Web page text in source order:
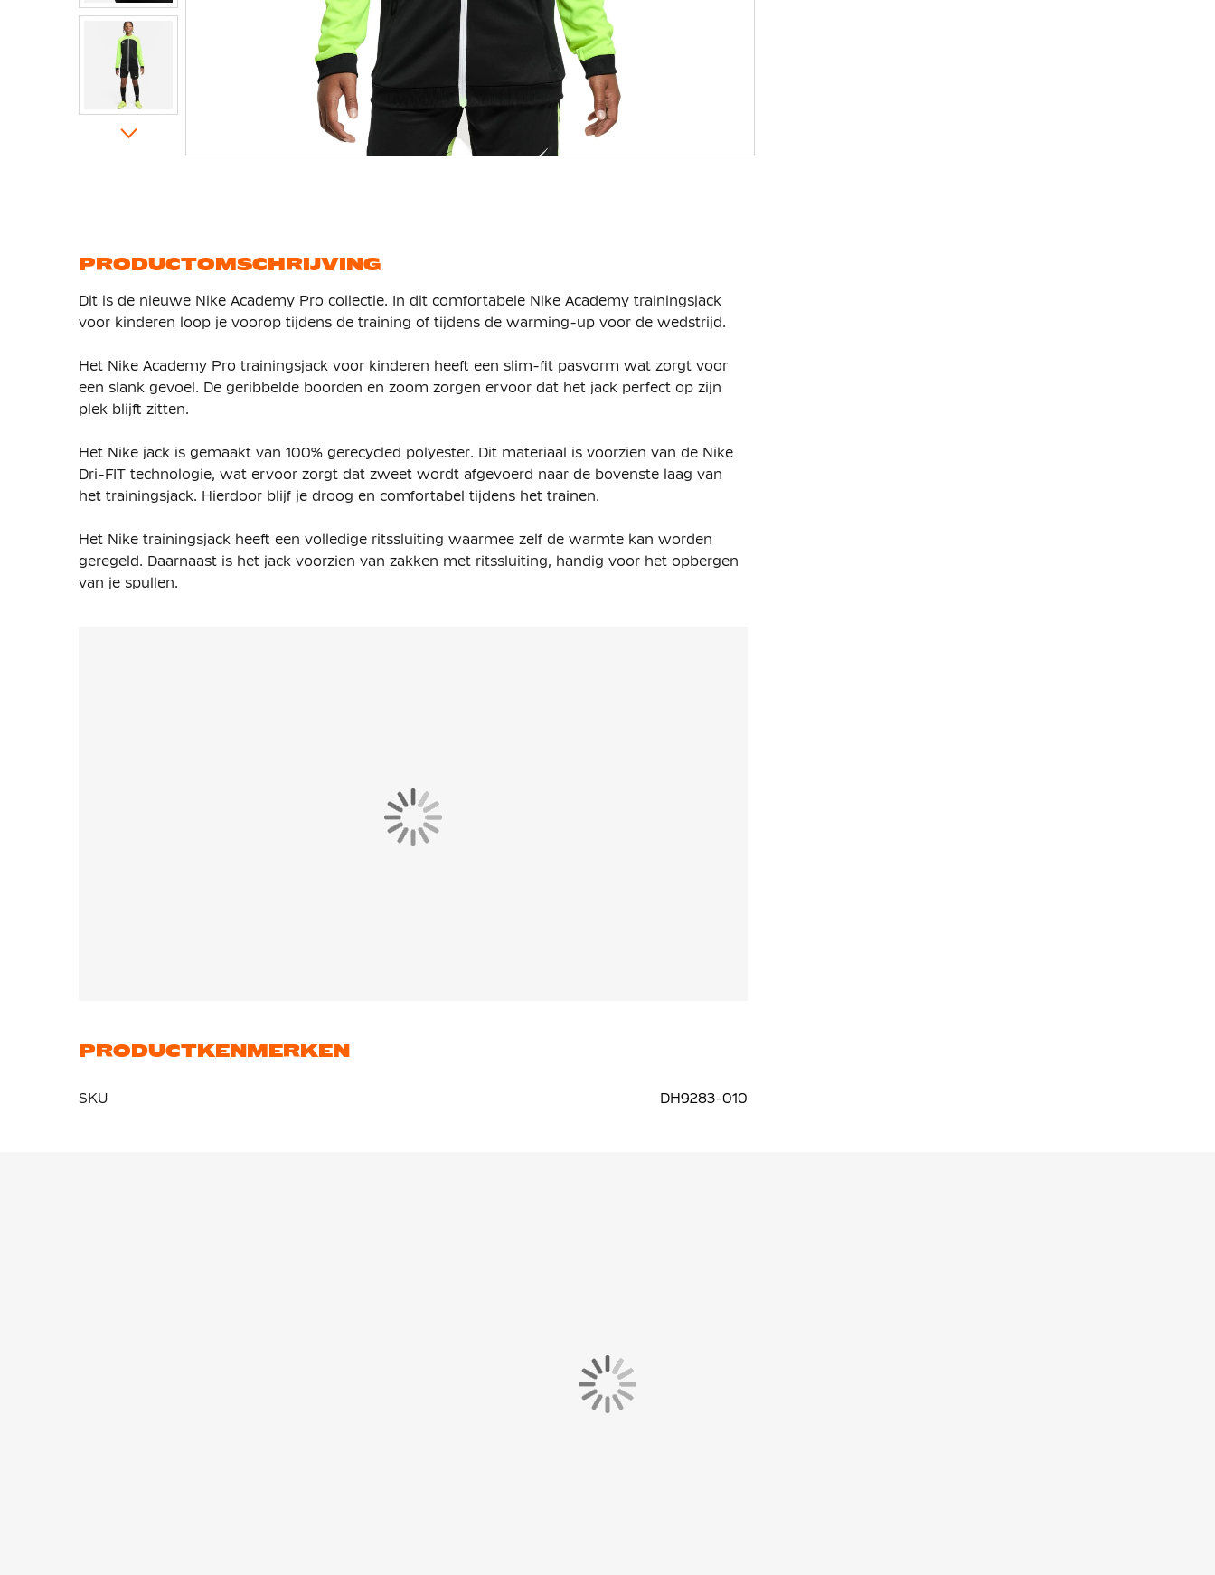
gallerij
PRODUCTOMSCHRIJVING
Dit is de nieuwe Nike Academy Pro collectie. In dit comfortabele Nike Academy trainingsjack
voor kinderen loop je voorop tijdens de training of tijdens de warming-up voor de wedstrijd.
Het Nike Academy Pro trainingsjack voor kinderen heeft een slim-fit pasvorm wat zorgt voor
een slank gevoel. De geribbelde boorden en zoom zorgen ervoor dat het jack perfect op zijn
plek blijft zitten.
Het Nike jack is gemaakt van 100% gerecycled polyester. Dit materiaal is voorzien van de Nike
Dri-FIT technologie, wat ervoor zorgt dat zweet wordt afgevoerd naar de bovenste laag van
het trainingsjack. Hierdoor blijf je droog en comfortabel tijdens het trainen.
Het Nike trainingsjack heeft een volledige ritssluiting waarmee zelf de warmte kan worden
geregeld. Daarnaast is het jack voorzien van zakken met ritssluiting, handig voor het opbergen
van je spullen.
PRODUCTKENMERKEN
SKU DH9283-010